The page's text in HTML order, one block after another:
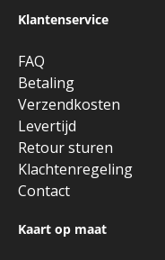
Klantenservice
FAQ
Betaling
Verzendkosten
Levertijd
Retour sturen
Klachtenregeling
Contact
Kaart op maat